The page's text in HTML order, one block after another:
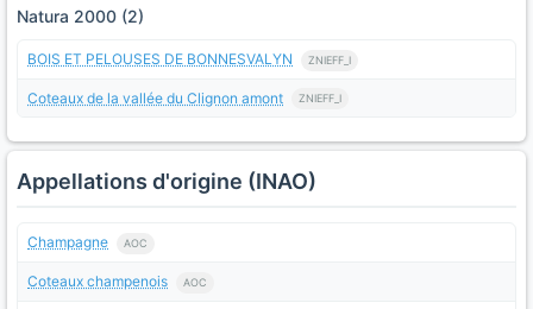
Natura 2000 (2)
BOIS ET PELOUSES DE BONNESVALYN ZNIEFF_I
Coteaux de la vallée du Clignon amont ZNIEFF_I
Appellations d'origine (INAO)
Champagne AOC
Coteaux champenois AOC